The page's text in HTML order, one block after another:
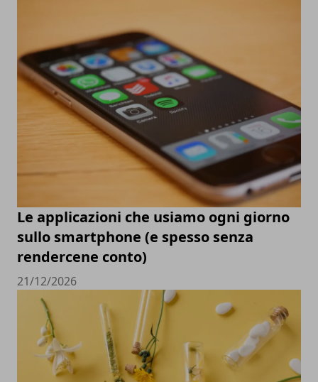
Le applicazioni che usiamo ogni giorno
sullo smartphone (e spesso senza
rendercene conto)
21/12/2026